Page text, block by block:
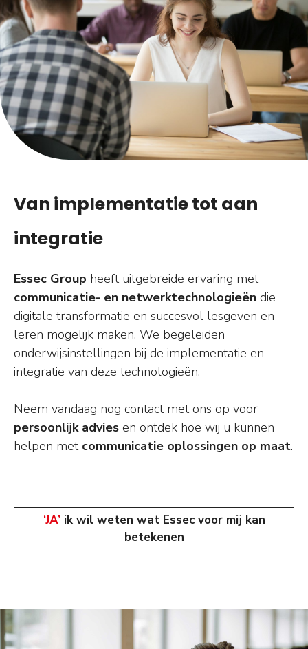
Van implementatie tot aan
integratie
Essec Group heeft uitgebreide ervaring met
communicatie- en netwerktechnologieën die
digitale transformatie en succesvol lesgeven en
leren mogelijk maken. We begeleiden
onderwijsinstellingen bij de implementatie en
integratie van deze technologieën.
Neem vandaag nog contact met ons op voor
persoonlijk advies en ontdek hoe wij u kunnen
helpen met communicatie oplossingen op maat.
‘JA’ik wil weten wat Essec voor mij kan
betekenen